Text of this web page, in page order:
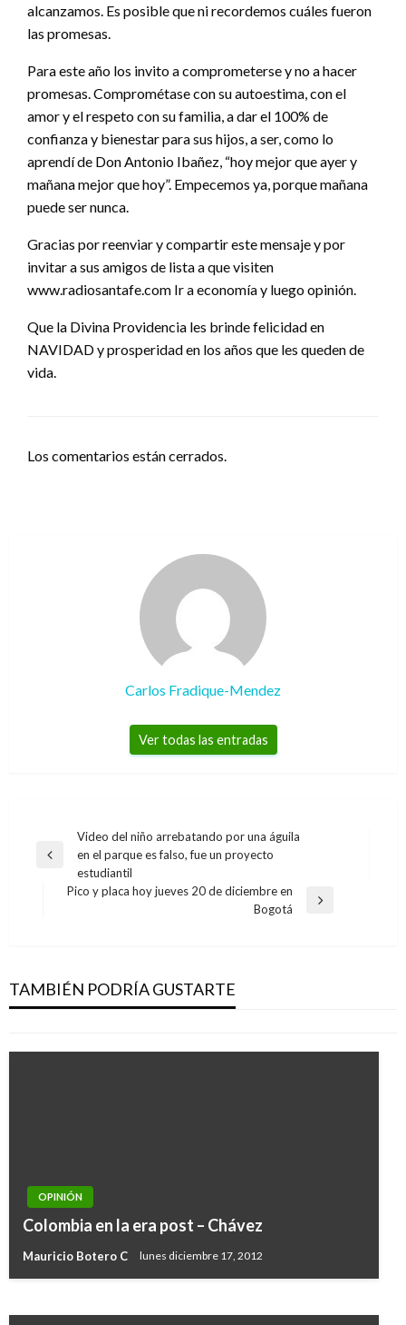
alcanzamos. Es posible que ni recordemos cuáles fueron
las promesas.
Para este año los invito a comprometerse y no a hacer
promesas. Comprométase con su autoestima, con el
amor y el respeto con su familia, a dar el 100% de
confianza y bienestar para sus hijos, a ser, como lo
aprendí de Don Antonio Ibañez, “hoy mejor que ayer y
mañana mejor que hoy”. Empecemos ya, porque mañana
puede ser nunca.
Gracias por reenviar y compartir este mensaje y por
invitar a sus amigos de lista a que visiten
www.radiosantafe.com Ir a economía y luego opinión.
Que la Divina Providencia les brinde felicidad en
NAVIDAD y prosperidad en los años que les queden de
vida.
Los comentarios están cerrados.
Carlos Fradique-Mendez
Ver todas las entradas
Navegación
de
entradas
Entrada
Video del niño arrebatando por una águila
en el parque es falso, fue un proyecto
estudiantil
Pico y placa hoy jueves 20 de diciembre en
Bogotá
TAMBIÉN PODRÍA GUSTARTE
Sanas competencias
Juan David Escobar Cubides viernes agosto 3, 2018
OPINIÓN
Colombia en la era post – Chávez
Mauricio Botero C lunes diciembre 17, 2012
OPINIÓN
¡Los políticos deberían donar parte de su